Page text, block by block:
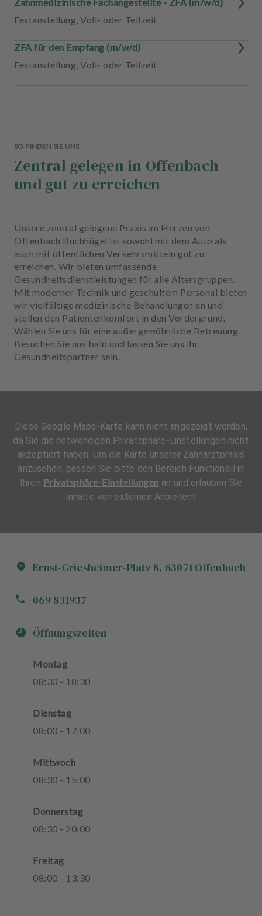
Festanstellung, Voll- oder Teilzeit
ZFA für den Empfang (m/w/d)
Festanstellung, Voll- oder Teilzeit
SO FINDEN SIE UNS
Zentral gelegen in Offenbach
und gut zu erreichen
Unsere zentral gelegene Praxis im Herzen von
Offenbach Buchhügel ist sowohl mit dem Auto als
auch mit öffentlichen Verkehrsmitteln gut zu
erreichen. Wir bieten umfassende
Gesundheitsdienstleistungen für alle Altersgruppen.
Mit moderner Technik und geschultem Personal bieten
wir vielfältige medizinische Behandlungen an und
stellen den Patientenkomfort in den Vordergrund.
Wählen Sie uns für eine außergewöhnliche Betreuung.
Besuchen Sie uns bald und lassen Sie uns Ihr
Gesundheitspartner sein.
Ernst-Griesheimer-Platz 8, 63071 Offenbach
069 831937
Öffnungszeiten
Montag
08:30 - 18:30
Dienstag
08:00 - 17:00
Mittwoch
08:30 - 15:00
Donnerstag
08:30 - 20:00
Freitag
08:00 - 13:30
Diese Google Maps-Karte kann nicht angezeigt werden,
da Sie die notwendigen Privatsphäre-Einstellungen nicht
akzeptiert haben. Um die Karte unserer Zahnarztpraxis
anzusehen, passen Sie bitte den Bereich Funktionell in
Ihren Privatsphäre-Einstellungen an und erlauben Sie
Inhalte von externen Anbietern.